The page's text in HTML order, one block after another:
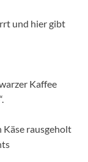
und hier gibt
Kaffee
Käse rausgeholt